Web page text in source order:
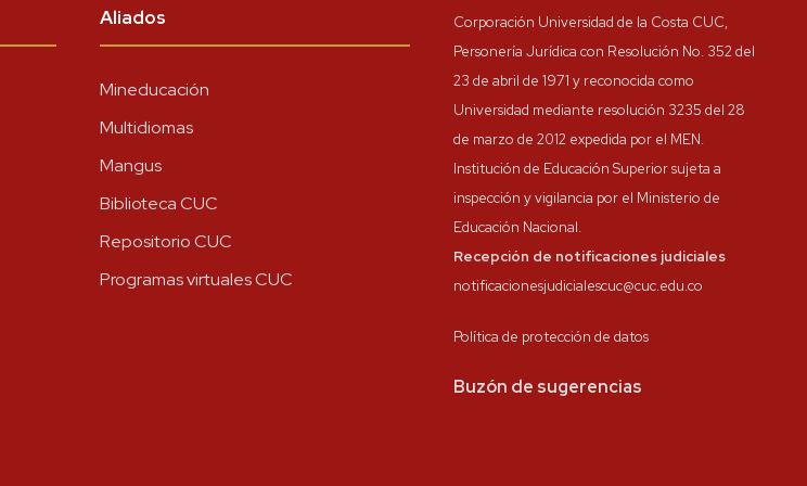
Aliados
Mineducación
Multidiomas
Mangus
Biblioteca CUC
Repositorio CUC
Programas virtuales CUC
Corporación Universidad de la Costa CUC,
Personería Jurídica con Resolución No. 352 del
23 de abril de 1971 y reconocida como
Universidad mediante resolución 3235 del 28
de marzo de 2012 expedida por el MEN.
Institución de Educación Superior sujeta a
inspección y vigilancia por el Ministerio de
Educación Nacional.
Recepción de notificaciones judiciales
notificacionesjudicialescuc@cuc.edu.co
Política de protección de datos
Buzón de sugerencias